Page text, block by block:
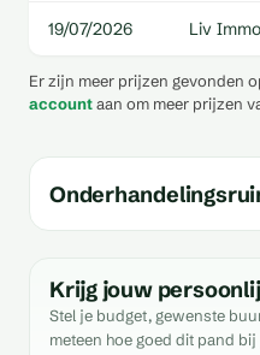
19/07/2026 Liv Immo
Er zijn meer prijzen gevonden
accountaan om meer prijzen
Krijg jouw
Stel je budget, gewenste
meteen hoe goed dit pand